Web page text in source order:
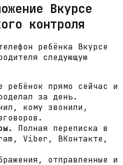
Вкурсе
контроля
ребёнка Вкурсе
следующую
ребёнок прямо сейчас и
за день.
кому звонили,
Полная переписка в
Viber, ВКонтакте,
отправленные и